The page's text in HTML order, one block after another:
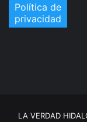
Política de
privacidad
LA VERDAD